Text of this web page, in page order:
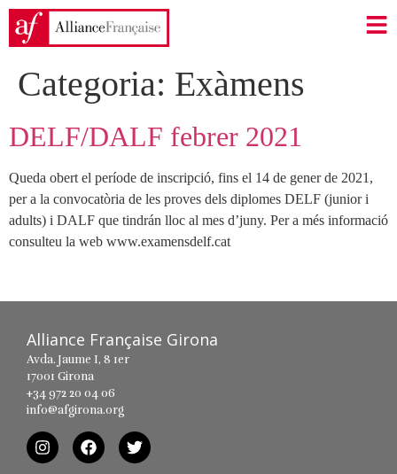
Categoria: Exàmens
DELF/DALF febrer 2021
Queda obert el període de inscripció, fins el 14 de gener de 2021,
per a la convocatòria de les proves dels diplomes DELF (junior i
adults) i DALF que tindrán lloc al mes d’juny. Per a més informació
consulteu la web www.examensdelf.cat
Alliance Française Girona
Avda. Jaume I, 8 1er
17001 Girona
+34 972 20 04 06
info@afgirona.org